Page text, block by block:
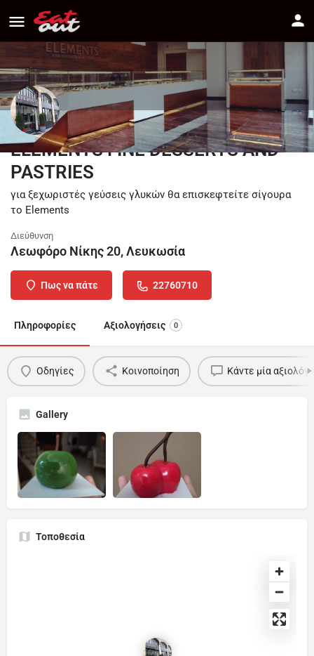
ELEMENTS FINE DESSERTS AND
PASTRIES
για ξεχωριστές γεύσεις γλυκών θα επισκεφτείτε σίγουρα
το Elements
Διεύθυνση
Λεωφόρο Νίκης 20, Λευκωσία
Πως να πάτε 22760710
Πληροφορίες Αξιολογήσεις 0
Οδηγίες Κοινοποίηση Κάντε μία
Gallery
Τοποθεσία